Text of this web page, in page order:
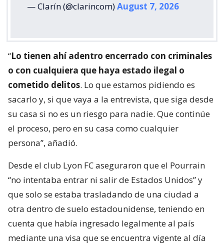
— Clarín (@clarincom)August 7, 2026
“Lo tienen ahí adentro encerrado con criminales
o con cualquiera que haya estado ilegal o
cometido delitos. Lo que estamos pidiendo es
sacarlo y, si que vaya a la entrevista, que siga desde
su casa si no es un riesgo para nadie. Que continúe
el proceso, pero en su casa como cualquier
persona”, añadió.
Desde el club Lyon FC aseguraron que el Pourrain
“no intentaba entrar ni salir de Estados Unidos” y
que solo se estaba trasladando de una ciudad a
otra dentro de suelo estadounidense, teniendo en
cuenta que había ingresado legalmente al país
mediante una visa que se encuentra vigente al día